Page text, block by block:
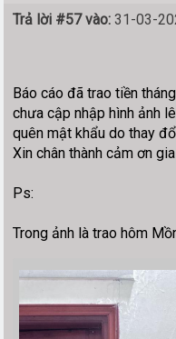
Trả lời #57 vào: 31-03-
Báo cáo đã trao tiền
chưa cập nhập hình ảnh
quên mật khẩu do thay
Xin chân thành cảm ơn
Ps:
Trong ảnh là trao hôm